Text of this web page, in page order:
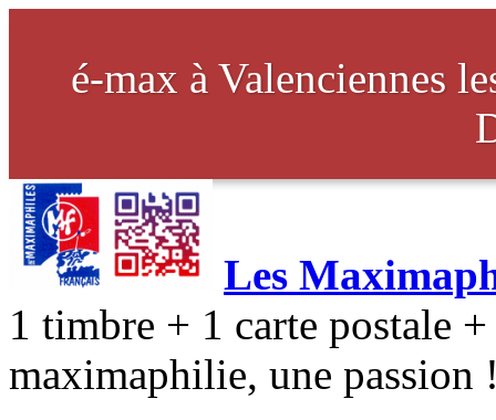
é-max à Valenciennes
Les
1 timbre + 1 carte postale
maximaphilie, une passion